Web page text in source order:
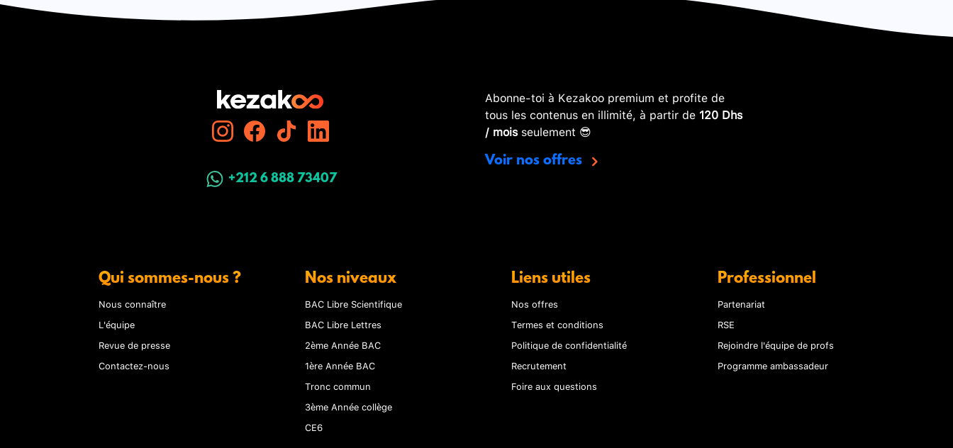
+212 6 888 73407
Abonne-toi à Kezakoo premium et profite de
tous les contenus en illimité, à partir de 120 Dhs
/ moisseulement 😎
Voir nos offres
Qui sommes-nous ?
Nous connaître
L'équipe
Revue de presse
Contactez-nous
Nos niveaux
BAC Libre Scientifique
BAC Libre Lettres
2ème Année BAC
1ère Année BAC
Tronc commun
3ème Année collège
CE6
Liens utiles
Nos offres
Termes et conditions
Politique de confidentialité
Recrutement
Foire aux questions
Professionnel
Partenariat
RSE
Rejoindre l'équipe de profs
Programme ambassadeur